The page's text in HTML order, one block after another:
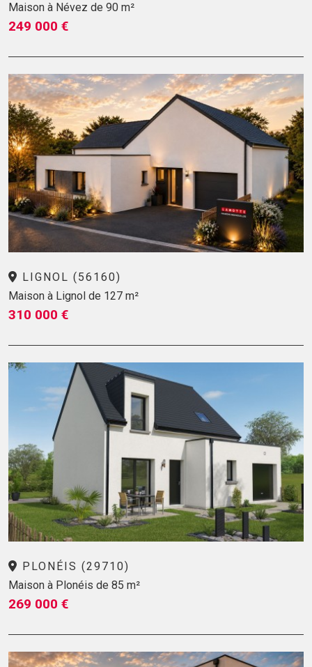
Maison à Névez de 90 m²
249 000 €
LIGNOL (56160)
Maison à Lignol de 127 m²
310 000 €
PLONÉIS (29710)
Maison à Plonéis de 85 m²
269 000 €